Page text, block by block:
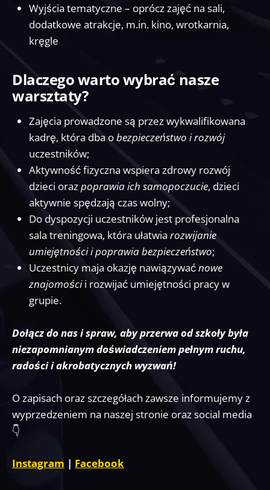
Wyjścia tematyczne – oprócz zajęć na sali,
dodatkowe atrakcje, m.in. kino, wrotkarnia,
kręgle
Dlaczego warto wybrać nasze
warsztaty?
Zajęcia prowadzone są przez wykwalifikowana
kadrę, która dba obezpieczeństwo i rozwój
uczestników;
Aktywność fizyczna wspiera zdrowy rozwój
dzieci orazpoprawia ich samopoczucie, dzieci
aktywnie spędzają czas wolny;
Do dyspozycji uczestników jest profesjonalna
sala treningowa, która ułatwia rozwijanie
umiejętności i poprawia bezpieczeństwo;
Uczestnicy maja okazję nawiązywaćnowe
znajomościi rozwijać umiejętności pracy w
grupie.
Dołącz do nas i spraw, aby przerwa od szkoły była
niezapomnianym doświadczeniem pełnym ruchu,
radości i akrobatycznych wyzwań!
O zapisach oraz szczegółach zawsze informujemy z
wyprzedzeniem na naszej stronie oraz social media
👇
Instagram | Facebook